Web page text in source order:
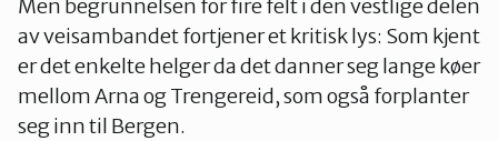
Men begrunnelsen for fire felt i den vestlige delen
av veisambandet fortjener et kritisk lys: Som kjent
er det enkelte helger da det danner seg lange køer
mellom Arna og Trengereid, som også forplanter
seg inn til Bergen.